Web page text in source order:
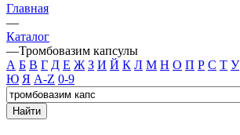
Главная
—
Каталог
—Тромбовазим капсулы
А Б В Г Д Е Ж З И Й К Л М Н О П Р С Т У
Ю Я A-Z 0-9
Найти